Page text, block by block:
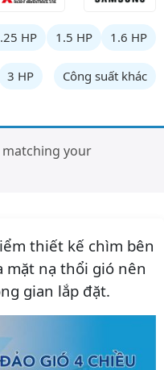
HP 1.5 HP 1.6 HP
3 HP Công suất khác
your
thiết kế chìm bên
nạ thổi gió nên
gian lắp đặt.